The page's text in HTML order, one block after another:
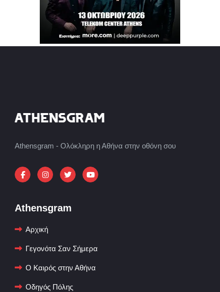
Athensgram - Ολόκληρη η Αθήνα στην οθόνη σου
Athensgram
Αρχική
Γεγονότα Σαν Σήμερα
Ο Καιρός στην Αθήνα
Οδηγός Πόλης